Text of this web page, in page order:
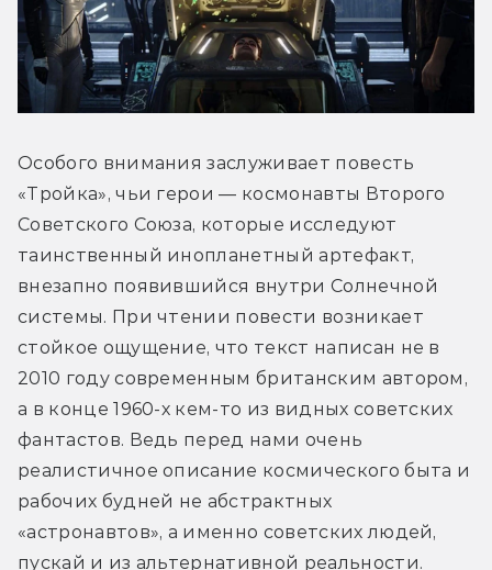
Особого внимания заслуживает повесть
«Тройка», чьи герои — космонавты Второго
Советского Союза, которые исследуют
таинственный инопланетный артефакт,
внезапно появившийся внутри Солнечной
системы. При чтении повести возникает
стойкое ощущение, что текст написан не в
2010 году современным британским автором,
а в конце 1960-х кем-то из видных советских
фантастов. Ведь перед нами очень
реалистичное описание космического быта и
рабочих будней не абстрактных
«астронавтов», а именно советских людей,
пускай и из альтернативной реальности.